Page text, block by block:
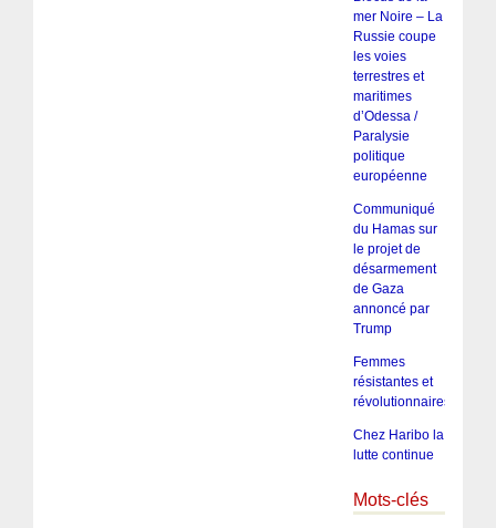
mer Noire – La
Russie coupe
les voies
terrestres et
maritimes
d’Odessa /
Paralysie
politique
européenne
Communiqué
du Hamas sur
le projet de
désarmement
de Gaza
annoncé par
Trump
Femmes
résistantes et
révolutionnaires
Chez Haribo la
lutte continue
Mots-clés